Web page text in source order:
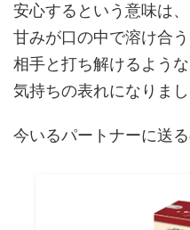
安心するという意味は
甘みが口の中で溶け合
相手と打ち解けるよう
気持ちの表れになりまし
今いるパートナーに送